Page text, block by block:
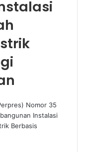
Nomor 35
Instalasi
Berbasis